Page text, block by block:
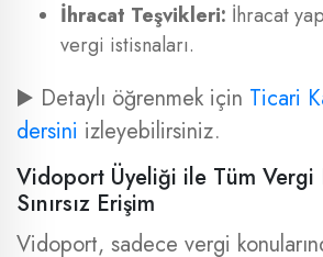
İhracat Teşvikleri: İhracat
vergi istisnaları.
▶️ Detaylı öğrenmek için Ticari
dersini izleyebilirsiniz.
Vidoport Üyeliği ile Tüm Vergi
Sınırsız Erişim
Vidoport, sadece vergi